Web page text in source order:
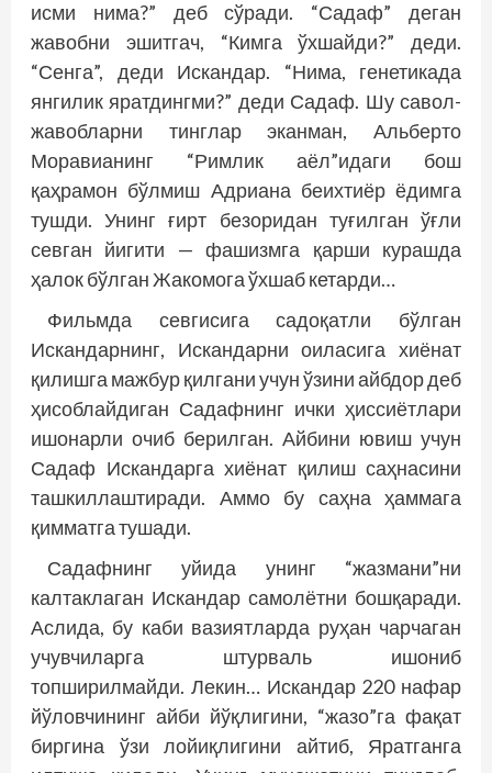
исми нима?” деб сўради. “Садаф” деган
жавобни эшитгач, “Кимга ўхшайди?” деди.
“Сенга”, деди Искандар. “Нима, генетикада
янгилик яратдингми?” деди Садаф. Шу савол-
жавобларни тинглар эканман, Альберто
Моравианинг “Римлик аёл”идаги бош
қаҳрамон бўлмиш Адриана беихтиёр ёдимга
тушди. Унинг ғирт безоридан туғилган ўғли
севган йигити — фашизмга қарши курашда
ҳалок бўлган Жакомога ўхшаб кетарди…
Фильмда севгисига садоқатли бўлган
Искандарнинг, Искандарни оиласига хиёнат
қилишга мажбур қилгани учун ўзини айбдор деб
ҳисоблайдиган Садафнинг ички ҳиссиётлари
ишонарли очиб берилган. Айбини ювиш учун
Садаф Искандарга хиёнат қилиш саҳнасини
ташкиллаштиради. Аммо бу саҳна ҳаммага
қимматга тушади.
Садафнинг уйида унинг “жазмани”ни
калтаклаган Искандар самолётни бошқаради.
Аслида, бу каби вазиятларда руҳан чарчаган
учувчиларга штурваль ишониб
топширилмайди. Лекин… Искандар 220 нафар
йўловчининг айби йўқлигини, “жазо”га фақат
биргина ўзи лойиқлигини айтиб, Яратганга